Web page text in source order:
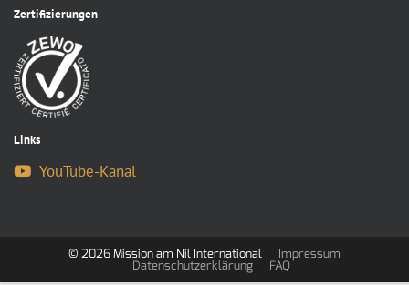
Zertifizierungen
Links
YouTube-Kanal
© 2026 Mission am Nil International Impressum
Datenschutzerklärung FAQ